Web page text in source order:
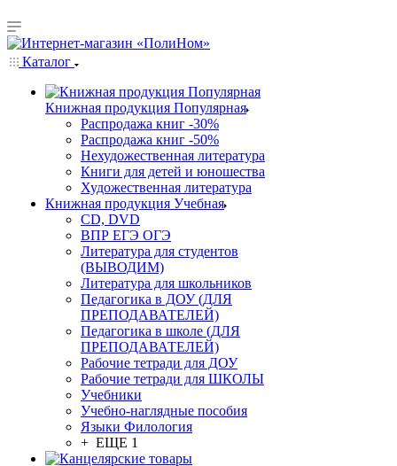
Каталог
Книжная продукция Популярная
Распродажа книг -30%
Распродажа книг -50%
Нехудожественная литература
Книги для детей и юношества
Художественная литература
Книжная продукция Учебная
CD, DVD
ВПР ЕГЭ ОГЭ
Литература для студентов
(ВЫВОДИМ)
Литература для школьников
Педагогика в ДОУ (ДЛЯ
ПРЕПОДАВАТЕЛЕЙ)
Педагогика в школе (ДЛЯ
ПРЕПОДАВАТЕЛЕЙ)
Рабочие тетради для ДОУ
Рабочие тетради для ШКОЛЫ
Учебники
Учебно-наглядные пособия
Языки Филология
+ ЕЩЕ 1